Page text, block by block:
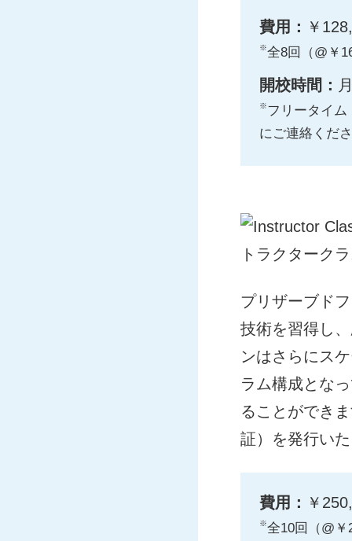
費用： ￥
※全8回（@￥
開校時間：
※フリータイ
にご連絡くだ
プリザーブド
技術を習得し
ンはさらにス
ラム構成とな
ることができ
証）を発行い
費用： ￥
※全10回（@￥